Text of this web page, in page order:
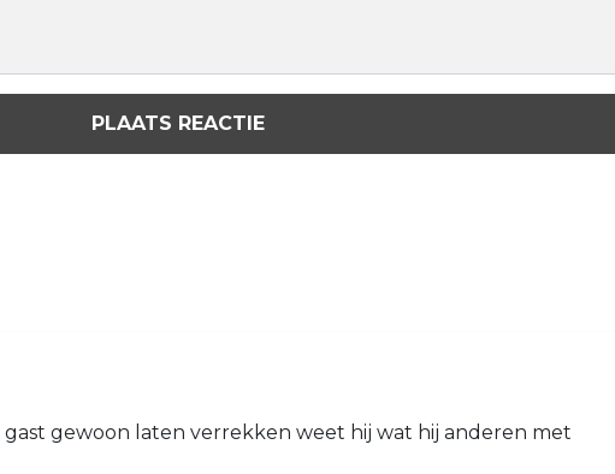
PLAATS REACTIE
gewoon laten verrekken weet hij wat hij anderen met